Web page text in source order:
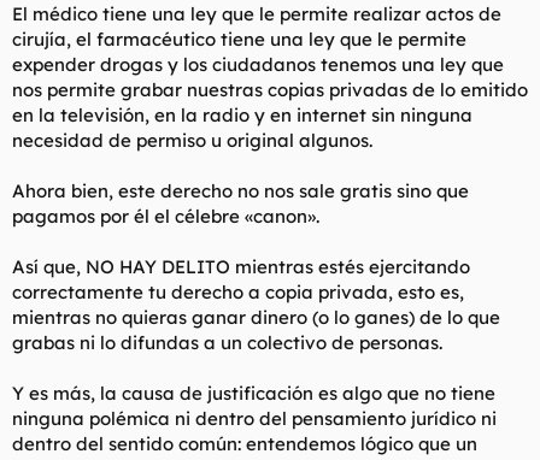
El médico tiene una ley que le permite realizar actos de
cirujía, el farmacéutico tiene una ley que le permite
expender drogas y los ciudadanos tenemos una ley que
nos permite grabar nuestras copias privadas de lo emitido
en la televisión, en la radio y en internet sin ninguna
necesidad de permiso u original algunos.
Ahora bien, este derecho no nos sale gratis sino que
pagamos por él el célebre «canon».
Así que, NO HAY DELITO mientras estés ejercitando
correctamente tu derecho a copia privada, esto es,
mientras no quieras ganar dinero (o lo ganes) de lo que
grabas ni lo difundas a un colectivo de personas.
Y es más, la causa de justificación es algo que no tiene
ninguna polémica ni dentro del pensamiento jurídico ni
dentro del sentido común: entendemos lógico que un